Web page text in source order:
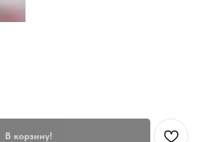
В корзину!